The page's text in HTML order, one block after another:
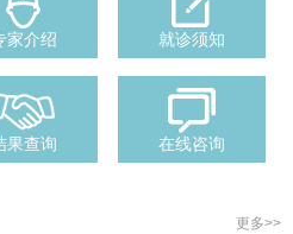
家介绍 就诊须知
果查询 在线咨询
更多>>